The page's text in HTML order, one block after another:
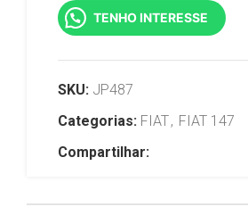
TENHO INTERESSE
SKU: JP487
Categorias: FIAT, FIAT 147
Compartilhar: